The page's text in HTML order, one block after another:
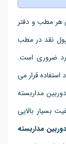
هر مطب و دفتر
نقد در مطب
ضروری است.
قرار می
مداربسته
بسیار بالایی
دوربین مداربسته